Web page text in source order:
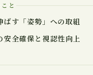
と
ばす「姿勢」への取組
安全確保と視認性向上